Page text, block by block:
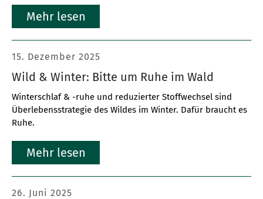
Mehr lesen
Wild & Winter: Bitte um Ruhe im Wald
Winterschlaf & -ruhe und reduzierter Stoffwechsel sind
Überlebensstrategie des Wildes im Winter. Dafür braucht es
Ruhe.
15. Dezember 2025
Mehr lesen
26. Juni 2025